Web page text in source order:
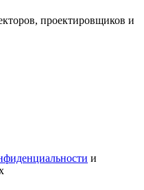
проектировщиков и
и